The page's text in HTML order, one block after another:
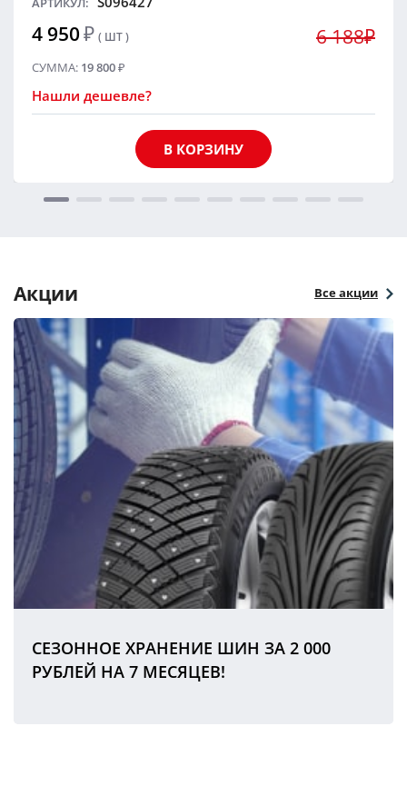
4 950₽ ( ШТ ) 6 188₽
СУММА: 19 800₽
Нашли дешевле?
В КОРЗИНУ
Акции Все акции
СЕЗОННОЕ ХРАНЕНИЕ ШИН ЗА 2 000
РУБЛЕЙ НА 7 МЕСЯЦЕВ!